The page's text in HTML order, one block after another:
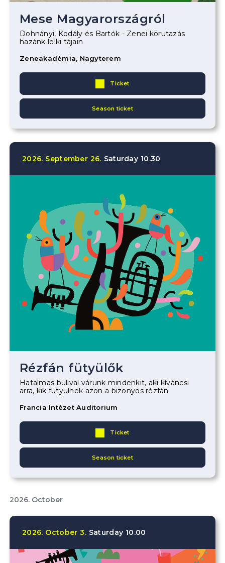
Mese Magyarországról
Dohnányi, Kodály és Bartók - Zenei körutazás
hazánk lelki tájain
Zeneakadémia, Nagyterem
Ticket
Season ticket
2026. September 26. Saturday 10.30
Rézfán fütyülők
Hatalmas bulival várunk mindenkit, aki kíváncsi
arra, kik fütyülnek azon a bizonyos rézfán
Francia Intézet Auditorium
Ticket
Season ticket
2026. October
2026. October 3. Saturday 10.00